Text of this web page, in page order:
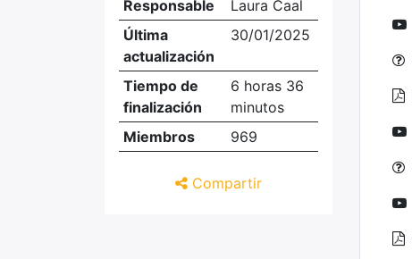
Responsable
Laura Caal
Última
actualización
30/01/2025
Tiempo de
finalización
6 horas 36
minutos
Miembros
969
Compartir